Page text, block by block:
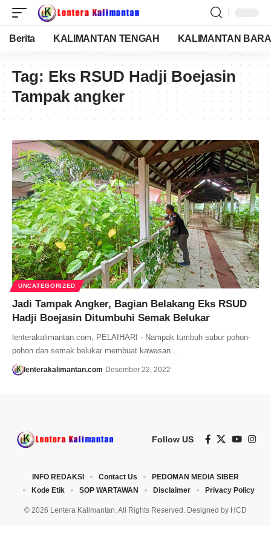
Berita KALIMANTAN TENGAH KALIMANTAN
Tag: Eks RSUD Hadji Boejasin
Tampak angker
UNCATEGORIZED
Jadi Tampak Angker, Bagian Belakang Eks RSUD
Hadji Boejasin Ditumbuhi Semak Belukar
lenterakalimantan.com, PELAIHARI - Nampak tumbuh subur pohon-
pohon dan semak belukar membuat kawasan…
lenterakalimantan.com Desember 22, 2022
Follow US
© 2026 Lentera Kalimantan. All Rights Reserved. Designed by HCD
INFO REDAKSI Contact Us
PEDOMAN MEDIA SIBER
Kode Etik
SOP WARTAWAN Disclaimer Privacy Policy